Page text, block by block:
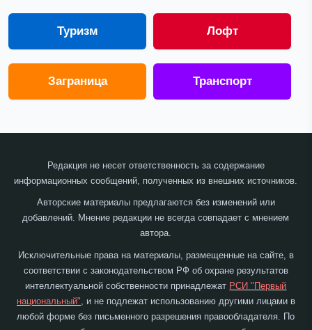
Туризм Лофт
Заграница Транспорт
Редакция не несет ответственность за содержание
информационных сообщений, полученных из внешних источников.
Авторские материалы предлагаются без изменений или
добавлений. Мнение редакции не всегда совпадает с мнением
автора.
Исключительные права на материалы, размещенные на сайте, в
соответствии с законодательством РФ об охране результатов
интеллектуальной собственности принадлежат РСИ "Первый
национальный", и не подлежат использованию другими лицами в
любой форме без письменного разрешения правообладателя. По